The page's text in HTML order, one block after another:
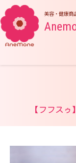
美容・健康商
【フフス